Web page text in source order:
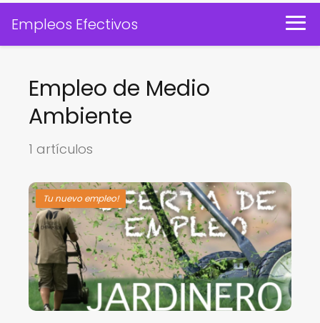
Empleos Efectivos
Empleo de Medio
Ambiente
1 artículos
Tu nuevo empleo!